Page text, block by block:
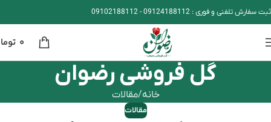
ثبت سفارش تلفنی و فوری : 09124188112
-
09102188112
۰
گل فروشی رضوان
خانه مقالات
مقالات